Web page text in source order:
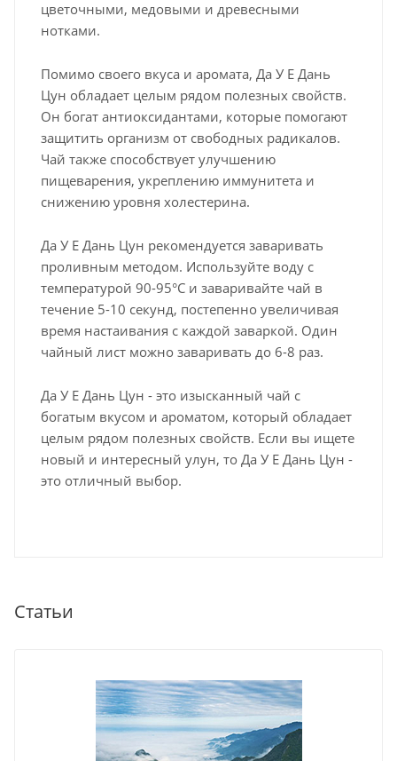
цветочными, медовыми и древесными
нотками.
Помимо своего вкуса и аромата, Да У Е Дань
Цун обладает целым рядом полезных свойств.
Он богат антиоксидантами, которые помогают
защитить организм от свободных радикалов.
Чай также способствует улучшению
пищеварения, укреплению иммунитета и
снижению уровня холестерина.
Да У Е Дань Цун рекомендуется заваривать
проливным методом. Используйте воду с
температурой 90-95°C и заваривайте чай в
течение 5-10 секунд, постепенно увеличивая
время настаивания с каждой заваркой. Один
чайный лист можно заваривать до 6-8 раз.
Да У Е Дань Цун - это изысканный чай с
богатым вкусом и ароматом, который обладает
целым рядом полезных свойств. Если вы ищете
новый и интересный улун, то Да У Е Дань Цун -
это отличный выбор.
Статьи